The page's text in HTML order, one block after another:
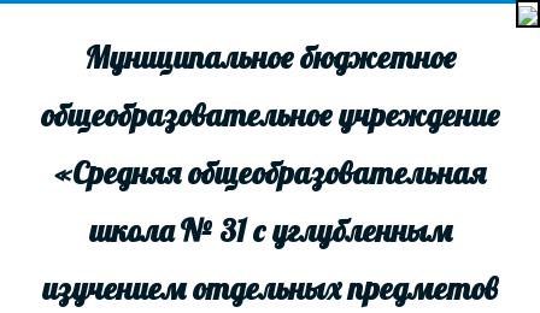
Муниципальное бюджетное
общеобразовательное учреждение
«Средняя общеобразовательная
школа № 31 с углубленным
изучением отдельных предметов